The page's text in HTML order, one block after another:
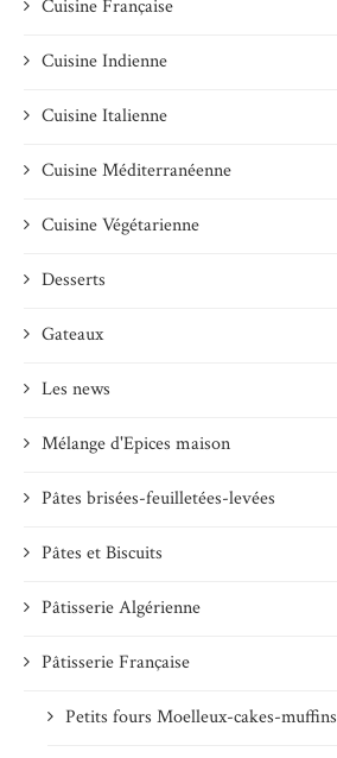
Cuisine Française
Cuisine Indienne
Cuisine Italienne
Cuisine Méditerranéenne
Cuisine Végétarienne
Desserts
Gateaux
Les news
Mélange d'Epices maison
Pâtes brisées-feuilletées-levées
Pâtes et Biscuits
Pâtisserie Algérienne
Pâtisserie Française
Petits fours Moelleux-cakes-muffins